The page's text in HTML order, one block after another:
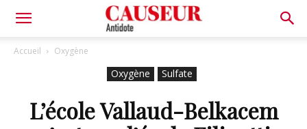
Antidote
Accueil Oxygène
Oxygène Sulfate
L’école Vallaud-Belkacem